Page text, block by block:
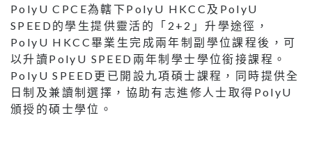
PolyU CPCE為轄下PolyU HKCC及PolyU
SPEED的學生提供靈活的「2+2」升學途徑，
PolyU HKCC畢業生完成兩年制副學位課程後，可
以升讀PolyU SPEED兩年制學士學位銜接課程。
PolyU SPEED更已開設九項碩士課程，同時提供全
日制及兼讀制選擇，協助有志進修人士取得PolyU
頒授的碩士學位。